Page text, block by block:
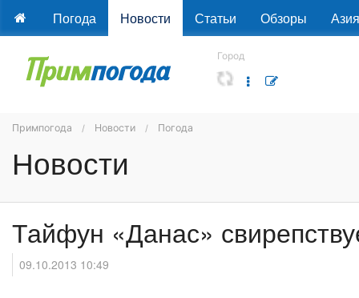
Погода Новости Статьи Обзоры Азия
Город
Примпогода Новости Погода
Новости
Тайфун «Данас»
09.10.2013 10:49